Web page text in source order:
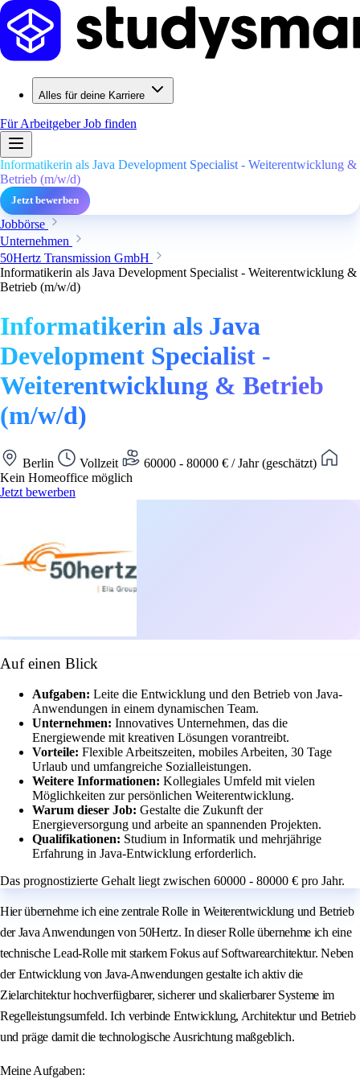
Alles für deine Karriere
Für ArbeitgeberJob finden
Informatikerin als Java Development Specialist - Weiterentwicklung &
Betrieb (m/w/d)
Jetzt bewerben
Jobbörse
Unternehmen
50Hertz Transmission GmbH
Informatikerin als Java Development Specialist - Weiterentwicklung &
Betrieb (m/w/d)
Informatikerin als Java
Development Specialist -
Weiterentwicklung & Betrieb
(m/w/d)
Berlin Vollzeit
60000 - 80000 € / Jahr (geschätzt)
Kein Homeoffice möglich
Jetzt bewerben
Auf einen Blick
Aufgaben: Leite die Entwicklung und den Betrieb von Java-
Anwendungen in einem dynamischen Team.
Unternehmen: Innovatives Unternehmen, das die
Energiewende mit kreativen Lösungen vorantreibt.
Vorteile: Flexible Arbeitszeiten, mobiles Arbeiten, 30 Tage
Urlaub und umfangreiche Sozialleistungen.
Weitere Informationen: Kollegiales Umfeld mit vielen
Möglichkeiten zur persönlichen Weiterentwicklung.
Warum dieser Job: Gestalte die Zukunft der
Energieversorgung und arbeite an spannenden Projekten.
Qualifikationen: Studium in Informatik und mehrjährige
Erfahrung in Java-Entwicklung erforderlich.
Das prognostizierte Gehalt liegt zwischen 60000 - 80000 € pro Jahr.
Hier übernehme ich eine zentrale Rolle in Weiterentwicklung und Betrieb
der Java Anwendungen von 50Hertz. In dieser Rolle übernehme ich eine
technische Lead-Rolle mit starkem Fokus auf Softwarearchitektur. Neben
der Entwicklung von Java-Anwendungen gestalte ich aktiv die
Zielarchitektur hochverfügbarer, sicherer und skalierbarer Systeme im
Regelleistungsumfeld. Ich verbinde Entwicklung, Architektur und Betrieb
und präge damit die technologische Ausrichtung maßgeblich.
Meine Aufgaben: